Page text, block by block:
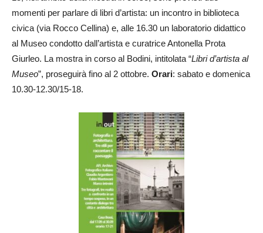
momenti per parlare di libri d’artista: un incontro in biblioteca
civica (via Rocco Cellina) e, alle 16.30 un laboratorio didattico
al Museo condotto dall’artista e curatrice Antonella Prota
Giurleo. La mostra in corso al Bodini, intitolata “Libri d’artista al
Museo”, proseguirà fino al 2 ottobre. Orari: sabato e domenica
10.30-12.30/15-18.